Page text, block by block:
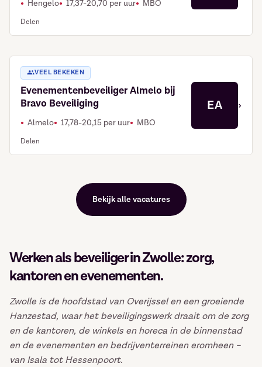
Hengelo 17,37-20,70 per uur MBO
Delen
VEEL BEKEKEN
Evenementenbeveiliger Almelo bij
Bravo Beveiliging
Almelo 17,78-20,15 per uur MBO
Delen
EA ›
Bekijk alle vacatures
Werken als beveiliger in Zwolle: zorg,
kantoren en evenementen.
Zwolle is de hoofdstad van Overijssel en een groeiende
Hanzestad, waar het beveiligingswerk draait om de zorg
en de kantoren, de winkels en horeca in de binnenstad
en de evenementen en bedrijventerreinen eromheen –
van Isala tot Hessenpoort.